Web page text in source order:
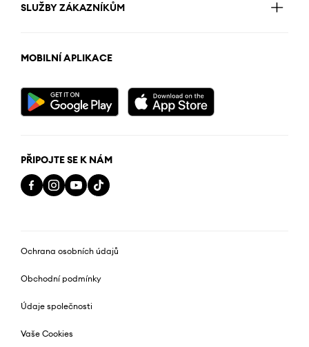
SLUŽBY ZÁKAZNÍKŮM
MOBILNÍ APLIKACE
PŘIPOJTE SE K NÁM
Ochrana osobních údajů
Obchodní podmínky
Údaje společnosti
Vaše Cookies